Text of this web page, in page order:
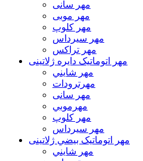
مهر سانی
مهر موبی
مهر كلوپ
مهر سيرداس
مهر تراکس
مهر اتوماتیک دايره ژلاتینی
مهر شايني
مهرترودات
مهر سانی
مهرموبي
مهر كلوپ
مهر سيرداس
مهر اتوماتیک بيضي ژلاتینی
مهر شايني